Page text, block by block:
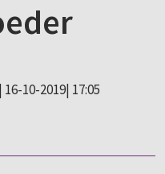
| 16-10-2019| 17:05